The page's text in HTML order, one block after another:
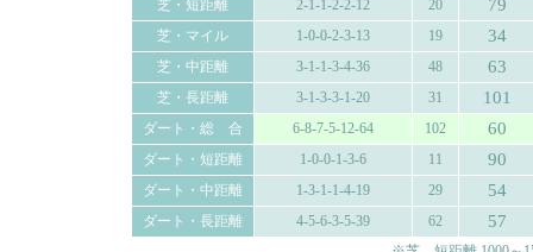
芝・短距離 2-1-1-2-2-12 20 79
芝・マイル 1-0-0-2-3-13 19 34
芝・中距離 3-1-1-3-4-36 48 63
芝・長距離 3-1-3-3-1-20 31 101
ダート・総 合 6-8-7-5-12-64 102 60
ダート・短距離 1-0-0-1-3-6 11 90
ダート・中距離 1-3-1-1-4-19 29 54
ダート・長距離 4-5-6-3-5-39 62 57